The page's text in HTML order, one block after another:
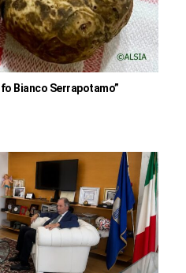
Bianco Serrapotamo”